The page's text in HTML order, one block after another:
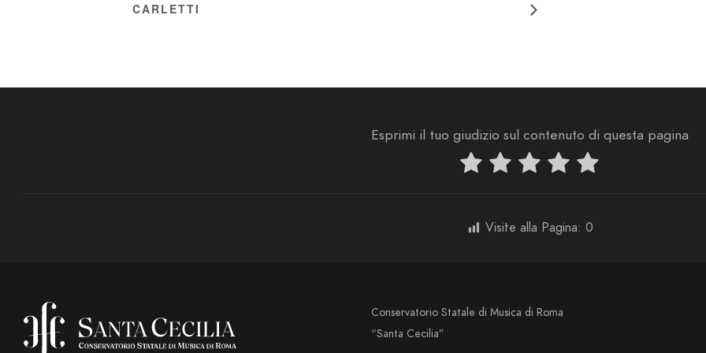
CARLETTI
Esprimi il tuo giudizio sul contenuto di questa pagina
Visite alla Pagina: 0
Conservatorio Statale di Musica di Roma
“Santa Cecilia”